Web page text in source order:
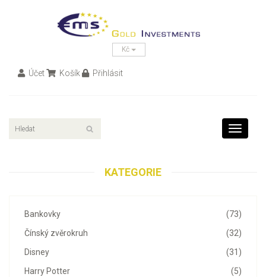
Kč
Účet Košík Přihlásit
Toggle
KATEGORIE
(73)
Bankovky
(32)
Čínský zvěrokruh
(31)
Disney
(5)
Harry Potter